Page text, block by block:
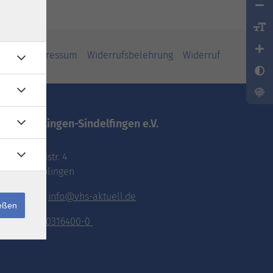
Impressum Widerrufsbelehrung Widerruf
vhs.Böblingen-Sindelfingen e.V.
Pestalozzistr. 4
71032 Böblingen
E-Mail: info@vhs-aktuell.de
Tel.: 070316400-0